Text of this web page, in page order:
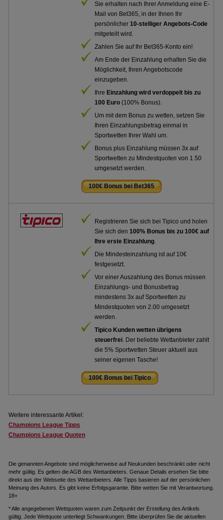
Sie erhalten nach Ihrer Anmeldung eine E-
Mail von Bet365, in der Ihnen Ihr
persönlicher10-stelliger Angebots-Code
mitgeteilt wird.
Zahlen Sie auf Ihr Bet365-Konto ein!
Am Ende der Einzahlung erhalten Sie die
Möglichkeit, Ihren Angebotscode
einzugeben.
Ihre Einzahlung wird verdoppelt bis zu
100 Euro (100% Bonus).
Um mit dem Bonus zu wetten, setzen Sie
Ihren Einzahlungsbetrag einmal in
Sportwetten Ihrer Wahl um.
Bonus plus Einzahlung müssen 3x auf
Sportwetten zu Mindestquoten von 1.50
umgesetzt werden.
100€ Bonus bei Bet365
Registrieren Sie sich bei Tipico und holen
Sie sich den100% Bonus bis zu 100€ auf
Ihre erste Einzahlung.
Die Mindesteinzahlung ist auf 10€
festgesetzt.
Vor einer Auszahlung des Bonus müssen
Einzahlungs- und Bonusbetrag
mindestens 3x auf Sportwetten zu
Mindestquoten von 2.00 umgesetzt
werden.
Tipico Kunden wetten übrigens
steuerfrei. Der beliebte Wettanbieter zahlt
die 5% Sportwetten Steuer aktuell aus
seiner eigenen Tasche!
100€ Bonus bei Tipico
Weitere interessante Artikel:
Champions League Tipps
Champions League Quoten
Die genannten Angebote sind möglicherweise auf Neukunden beschränkt oder nicht
mehr gültig. Es gelten die AGB des Wettanbieters. Genaue Details ersehen Sie bitte
direkt aus der Webseite des Wettanbieters. Alle Tipps basieren auf der persönlichen
Meinung des Autors. Es gibt keine Erfolgsgarantie. Bitte wetten Sie mit Verantwortung.
18+
* Alle angegebenen Wettquoten waren zum Zeitpunkt der Erstellung des Artikels
gültig. Jede Wettquote unterliegt Schwankungen. Bitte überprüfen Sie die aktuellen